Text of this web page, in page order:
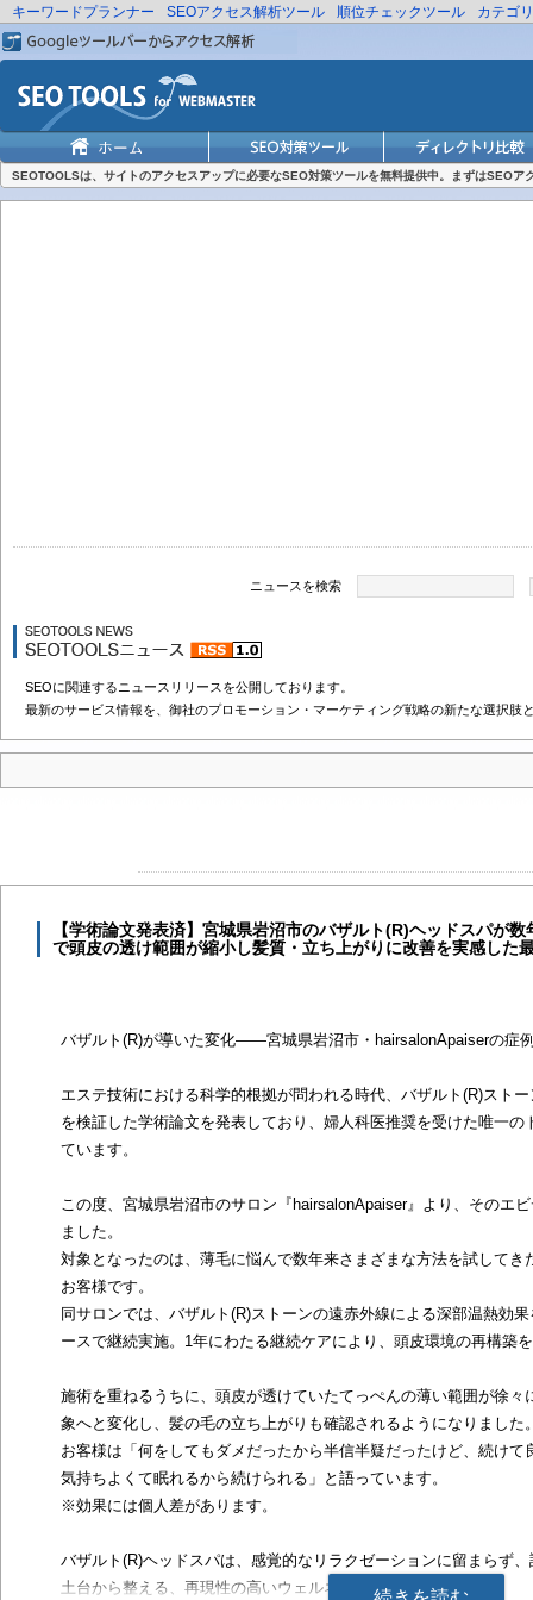
キーワードプランナー SEOアクセス解析ツール 順位チェックツール カテゴ
SEOTOOLSは、サイトのアクセスアップに必要なSEO対策ツールを無料提供中。まずはSEOア
ニュースを検索
SEOに関連するニュースリリースを公開しております。
最新のサービス情報を、御社のプロモーション・マーケティング戦略の新たな選択肢
【学術論文発表済】宮城県岩沼市のバザルト(R)ヘッドスパが
で頭皮の透け範囲が縮小し髪質・立ち上がりに改善を実感した
バザルト(R)が導いた変化――宮城県岩沼市・hairsalonApaiserの症
エステ技術における科学的根拠が問われる時代、バザルト(R)スト
を検証した学術論文を発表しており、婦人科医推奨を受けた唯一
ています。
この度、宮城県岩沼市のサロン『hairsalonApaiser』より、そのエ
ました。
対象となったのは、薄毛に悩んで数年来さまざまな方法を試して
お客様です。
同サロンでは、バザルト(R)ストーンの遠赤外線による深部温熱効
ースで継続実施。1年にわたる継続ケアにより、頭皮環境の再構築
施術を重ねるうちに、頭皮が透けていたてっぺんの薄い範囲が徐
象へと変化し、髪の毛の立ち上がりも確認されるようになりました
お客様は「何をしてもダメだったから半信半疑だったけど、続け
気持ちよくて眠れるから続けられる」と語っています。
※効果には個人差があります。
バザルト(R)ヘッドスパは、感覚的なリラクゼーションに留まらず
土台から整える、再現性の高いウェルネスメニューです。